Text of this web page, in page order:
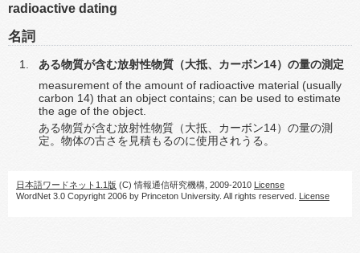
radioactive dating
名詞
ある物質が含む放射性物質（大抵、カーボン14）の量の測定
measurement of the amount of radioactive material (usually
carbon 14) that an object contains; can be used to estimate
the age of the object.
ある物質が含む放射性物質（大抵、カーボン14）の量の測
定。物体の古さを見積もるのに使用されうる。
日本語ワードネット1.1版 (C) 情報通信研究機構, 2009-2010 License
WordNet 3.0 Copyright 2006 by Princeton University. All rights reserved. License